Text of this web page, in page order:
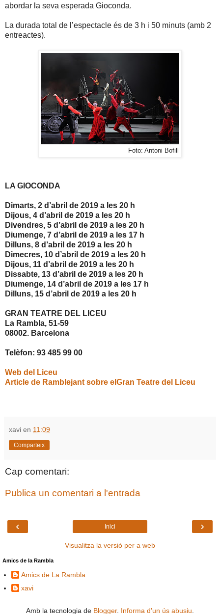
abordar la seva esperada Gioconda.
La durada total de l’espectacle és de 3 h i 50 minuts (amb 2
entreactes).
Foto: Antoni Bofill
LA GIOCONDA
Dimarts, 2 d’abril de 2019 a les 20 h
Dijous, 4 d’abril de 2019 a les 20 h
Divendres, 5 d’abril de 2019 a les 20 h
Diumenge, 7 d’abril de 2019 a les 17 h
Dilluns, 8 d’abril de 2019 a les 20 h
Dimecres, 10 d’abril de 2019 a les 20 h
Dijous, 11 d’abril de 2019 a les 20 h
Dissabte, 13 d’abril de 2019 a les 20 h
Diumenge, 14 d’abril de 2019 a les 17 h
Dilluns, 15 d’abril de 2019 a les 20 h
GRAN TEATRE DEL LICEU
La Rambla, 51-59
08002. Barcelona
Telèfon: 93 485 99 00
Web del Liceu
Article de Ramblejant sobre elGran Teatre del Liceu
xavi en 11:09
Comparteix
Cap comentari:
Publica un comentari a l'entrada
‹ ›
Inici
Visualitza la versió per a web
Amics de la Rambla
Amics de La Rambla
xavi
Amb la tecnologia de Blogger. Informa d'un ús abusiu